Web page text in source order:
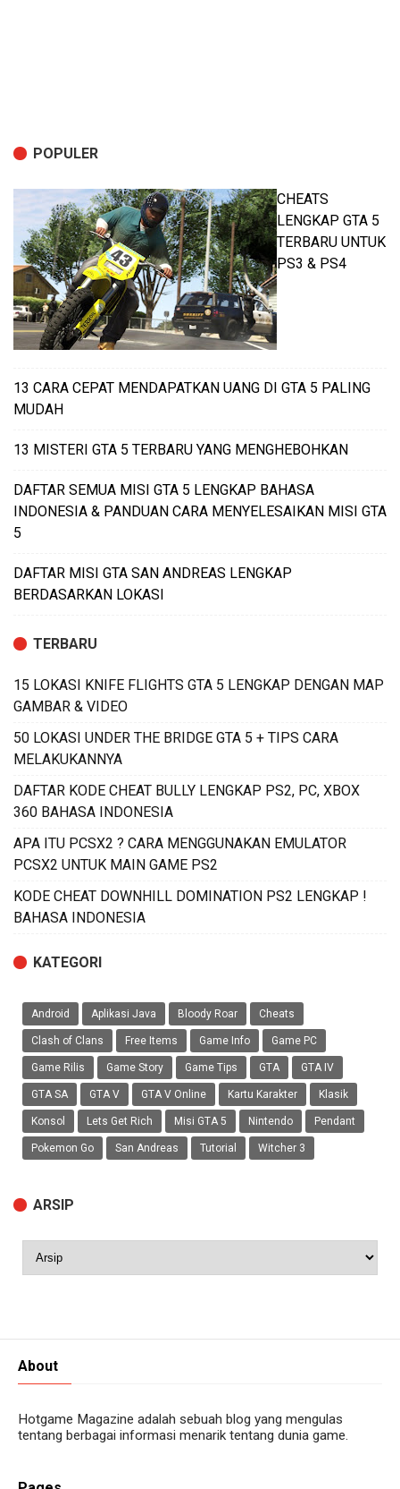
POPULER
CHEATS
LENGKAP GTA 5
TERBARU UNTUK
PS3 & PS4
13 CARA CEPAT MENDAPATKAN UANG DI GTA 5 PALING
MUDAH
13 MISTERI GTA 5 TERBARU YANG MENGHEBOHKAN
DAFTAR SEMUA MISI GTA 5 LENGKAP BAHASA
INDONESIA & PANDUAN CARA MENYELESAIKAN MISI GTA
5
DAFTAR MISI GTA SAN ANDREAS LENGKAP
BERDASARKAN LOKASI
TERBARU
15 LOKASI KNIFE FLIGHTS GTA 5 LENGKAP DENGAN MAP
GAMBAR & VIDEO
50 LOKASI UNDER THE BRIDGE GTA 5 + TIPS CARA
MELAKUKANNYA
DAFTAR KODE CHEAT BULLY LENGKAP PS2, PC, XBOX
360 BAHASA INDONESIA
APA ITU PCSX2 ? CARA MENGGUNAKAN EMULATOR
PCSX2 UNTUK MAIN GAME PS2
KODE CHEAT DOWNHILL DOMINATION PS2 LENGKAP !
BAHASA INDONESIA
KATEGORI
Android Aplikasi Java Bloody Roar Cheats
Clash of Clans Free Items Game Info Game PC
Game Rilis Game Story Game Tips GTA GTA IV
GTA SA GTA V GTA V Online Kartu Karakter Klasik
Konsol Lets Get Rich Misi GTA 5 Nintendo Pendant
Pokemon Go San Andreas Tutorial Witcher 3
ARSIP
About
Hotgame Magazine adalah sebuah blog yang mengulas
tentang berbagai informasi menarik tentang dunia game.